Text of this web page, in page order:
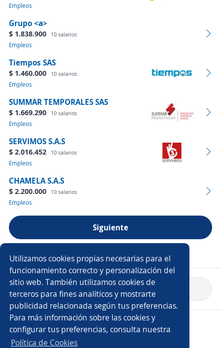
Utilizamos cookies propias necesarias para el
funcionamiento correcto y personalización del
sitio web. También utilizamos cookies de
terceros para fines analíticos y mostrarte
publicidad relacionada según tus preferencias.
Para más información sobre las cookies y
configurar tus preferencias, consulta nuestra
Política de Cookies
Empleos
Grupo <​a>
$ 1.838.900 10 salarios
Empleos
Tiempos SAS
$ 1.460.000 10 salarios
Empleos
SUMMAR TEMPORALES SAS
$ 1.669.290 10 salarios
Empleos
SERVIMOS S.A.S
$ 2.016.452 10 salarios
Empleos
CHAMELA S.A.S
$ 2.200.000 10 salarios
Empleos
Siguiente
Ver más empresas
Volver a inicio
Copyright 2014 - 2026 DGNET LTD.
Aviso legal / Privacidad